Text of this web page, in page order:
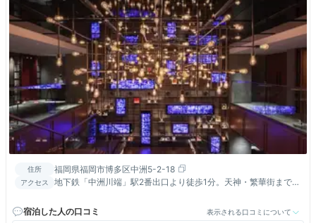
住所 福岡県福岡市博多区中洲5-2-18
アクセス
地下鉄「中洲川端」駅2番出口より徒歩1分。天神・繁華街まで徒
宿泊した人の口コミ
表示される口コミについて